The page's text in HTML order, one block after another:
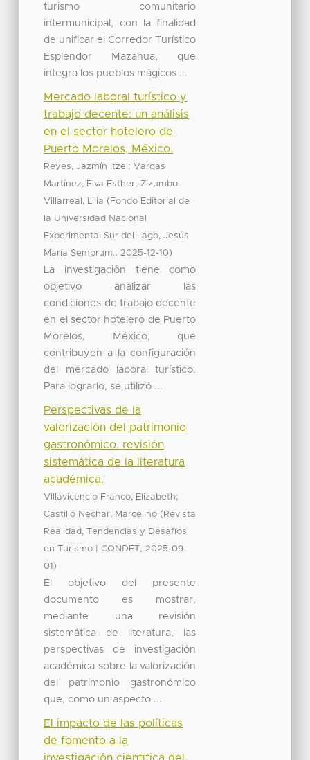
turismo comunitario
intermunicipal, con la finalidad
de unificar el Corredor Turístico
Esplendor Mazahua, que
integra los pueblos mágicos ...
Mercado laboral turístico y
trabajo decente: un análisis
en el sector hotelero de
Puerto Morelos, México.
Reyes, Jazmín Itzel ;Vargas
Martínez, Elva Esther; Zizumbo
Villarreal, Lilia ( Fondo Editorial de
la Universidad Nacional
Experimental Sur del Lago, Jesús
María Semprum., 2025-12-10)
La investigación tiene como
objetivo analizar las
condiciones de trabajo decente
en el sector hotelero de Puerto
Morelos, México, que
contribuyen a la configuración
del mercado laboral turístico.
Para lograrlo, se utilizó ...
Perspectivas de la
valorización del patrimonio
gastronómico. revisión
sistemática de la literatura
académica.
Villavicencio Franco, Elizabeth;
Castillo Nechar, Marcelino ( Revista
Realidad, Tendencias y Desafíos
en Turismo | CONDET, 2025-09-
01 )
El objetivo del presente
documento es mostrar,
mediante una revisión
sistemática de literatura, las
perspectivas de investigación
académica sobre la valorización
del patrimonio gastronómico
que, como un aspecto ...
El impacto de las políticas
de fomento a la
investigación científica del